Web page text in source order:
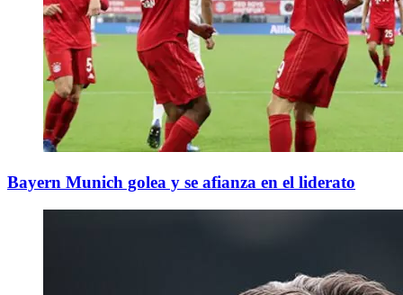
Bayern Munich golea y se afianza en el liderato